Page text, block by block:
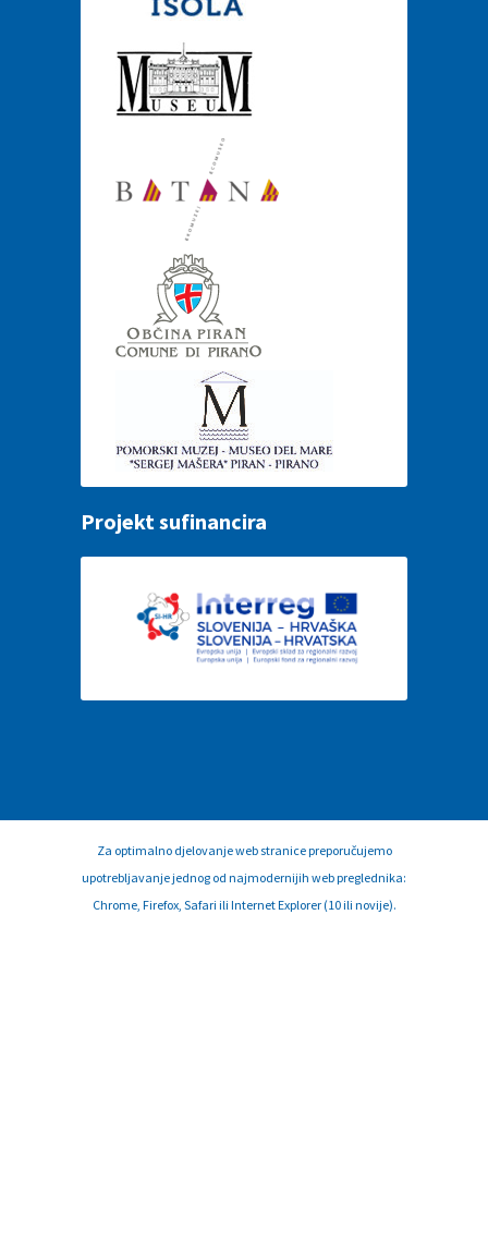
Projekt sufinancira
Za optimalno djelovanje web stranice preporučujemo
upotrebljavanje jednog od najmodernijih web preglednika:
Chrome, Firefox, Safari ili Internet Explorer (10 ili novije).